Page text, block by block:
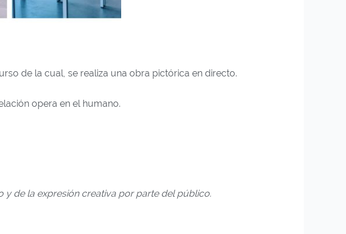
de la cual, se realiza una obra pictórica en directo.
opera en el humano.
de la expresión creativa por parte del público.